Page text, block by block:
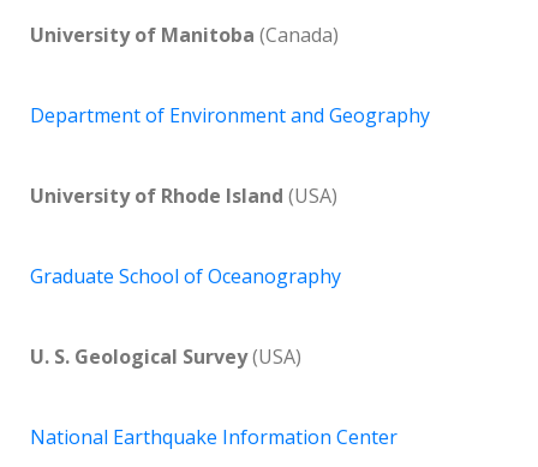
University of Manitoba (Canada)
Department of Environment and Geography
University of Rhode Island (USA)
Graduate School of Oceanography
U. S. Geological Survey(USA)
National Earthquake Information Center